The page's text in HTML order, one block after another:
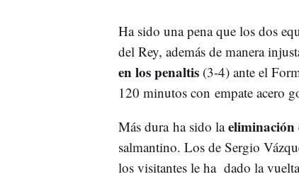
Ha sido una pena que los dos
del Rey, además de manera
en los penaltis(3-4) ante el
120 minutos con empate acero
Más dura ha sido laeliminación
salmantino. Los de Sergio
los visitantes le ha dado la